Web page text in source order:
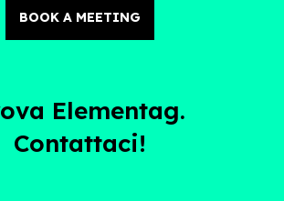
BOOK A MEETING
Elementag.
Contattaci!